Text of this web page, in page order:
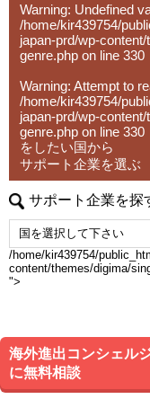
度の確定申告からピ
てるよう、お願いし
Warning: Undefined
/home/kir439754/
japan-prd/wp-
genre.php on line 330
Warning: Attempt to
/home/kir439754/
japan-prd/wp-
genre.php on line 330
をしたい国から
サポート企業を選ぶ
サポート企業を探
/home/kir439754/
content/themes/digima/
">
海外進出コンシェル
に無料相談